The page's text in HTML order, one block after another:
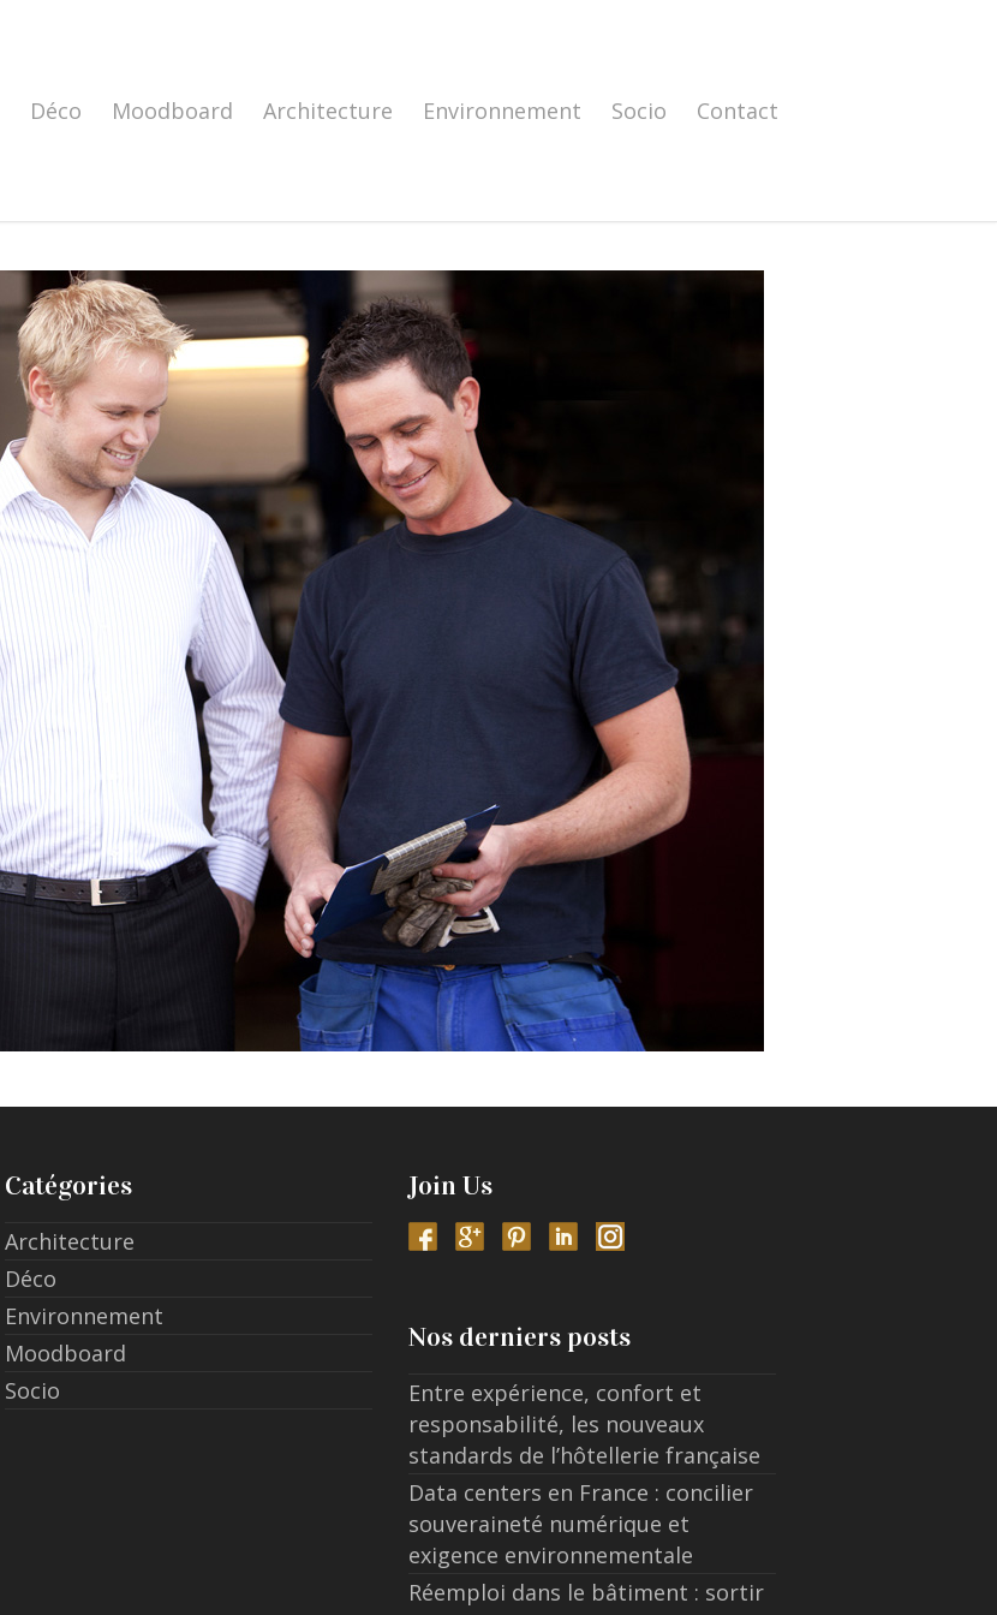
Déco Moodboard Architecture Environnement Socio Contact
Catégories
Architecture
Déco
Environnement
Moodboard
Socio
Join Us
Nos derniers posts
Entre expérience, confort et
responsabilité, les nouveaux
standards de l’hôtellerie française
Data centers en France : concilier
souveraineté numérique et
exigence environnementale
Réemploi dans le bâtiment : sortir